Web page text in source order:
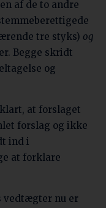
af de to andre
tre styks) og
Begge skridt
og
at forslaget
forslag og ikke
ind i
at forklare
vedtægter nu er